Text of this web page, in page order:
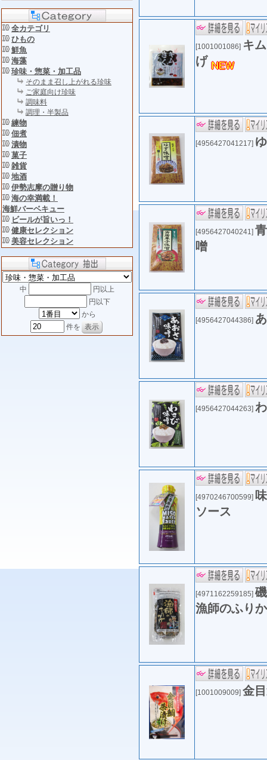
全カテゴリ
ひもの
鮮魚
海藻
珍味・惣菜・加工品
そのまま召し上がれる珍味
ご家庭向け珍味
調味料
調理・半製品
練物
佃煮
漬物
菓子
雑貨
地酒
伊勢志摩の贈り物
海の幸満載！
海鮮バーベキュー
ビールが旨いっ！
健康セレクション
美容セレクション
中
円以上
円以下
から
件を
[1001001086] キ
げ
[4956427041217]
[4956427040241]
噌
[4956427044386]
[4956427044263]
[4970246700599]
ソース
[4971162259185]
漁師のふり
[1001009009] 金